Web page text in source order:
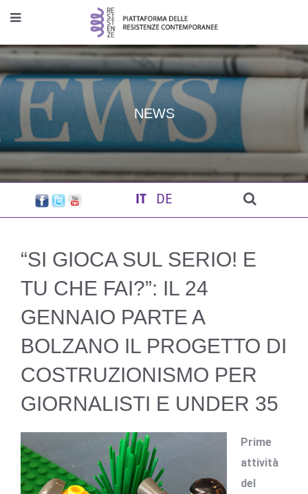
NEWS
IT DE
“SI GIOCA SUL SERIO! E
TU CHE FAI?”: IL 24
GENNAIO PARTE A
BOLZANO IL PROGETTO DI
COSTRUZIONISMO PER
GIORNALISTI E UNDER 35
Prime
attività
del